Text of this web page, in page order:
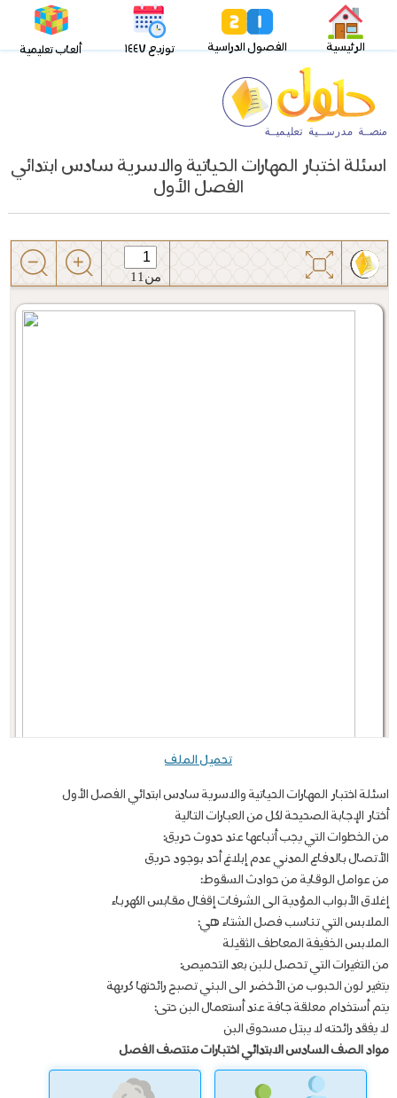
الرئيسية الفصول الدراسية توزيع ١٤٤٧ ألعاب تعليمية
اسئلة اختبار المهارات الحياتية والاسرية سادس ابتدائي
الفصل الأول
تحميل الملف
اسئلة اختبار المهارات الحياتية والاسرية سادس ابتدائي الفصل الأول
أختار الإجابة الصحيحة لكل من العبارات التالية
من الخطوات التي يجب أتباعها عند حدوث حريق:
الأتصال بالدفاع المدني عدم إبلاغ أحد بوجود حريق
من عوامل الوقاية من حوادث السقوط:
إغلاق الأبواب المؤدية الى الشرفات إقفال مقابس الكهرباء
الملابس التي تناسب فصل الشتاء هي:
الملابس الخفيفة المعاطف الثقيلة
من التغيرات التي تحصل للبن بعد التحميص:
يتغير لون الحبوب من الأخضر الى البني تصبح رائحتها كريهة
يتم أستخدام معلقة جافة عند أستعمال البن حتى:
لا يفقد رائحته لا يبتل مسحوق البن
مواد الصف السادس الابتدائي اختبارات منتصف الفصل